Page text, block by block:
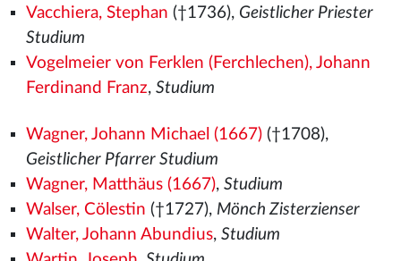
Vacchiera, Stephan (†1736), Geistlicher Priester
Studium
Vogelmeier von Ferklen (Ferchlechen), Johann
Ferdinand Franz, Studium
Wagner, Johann Michael (1667)(†1708),
Geistlicher Pfarrer Studium
Wagner, Matthäus (1667), Studium
Walser, Cölestin (†1727), Mönch Zisterzienser
Walter, Johann Abundius, Studium